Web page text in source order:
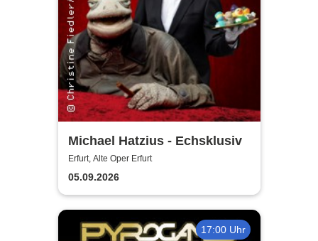
Michael Hatzius - Echsklusiv
Erfurt, Alte Oper Erfurt
05.09.2026
17:00 Uhr